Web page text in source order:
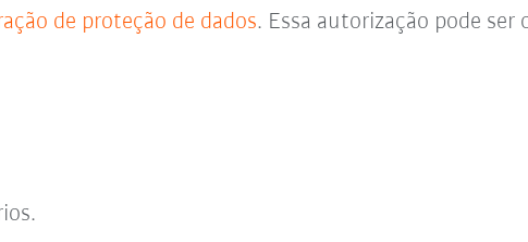
de proteção de dados. Essa autorização pode